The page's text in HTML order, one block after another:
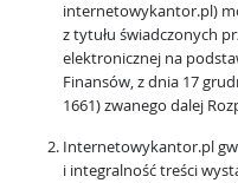
internetowykantor.pl)
z tytułu świadczonych
elektronicznej na
Finansów, z dnia 17
1661) zwanego dalej
Internetowykantor.pl
i integralność treści